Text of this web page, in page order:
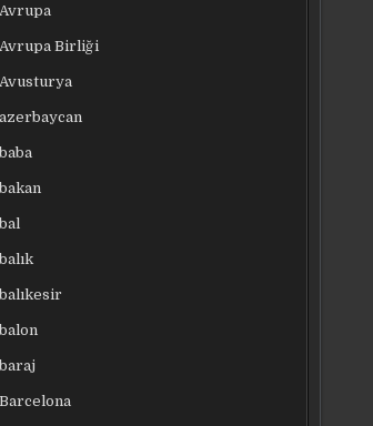
Avrupa
Avrupa Birliği
Avusturya
azerbaycan
baba
bakan
bal
balık
balıkesir
balon
baraj
Barcelona